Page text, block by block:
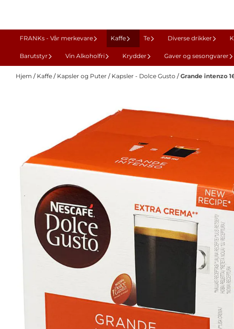
FRANKs - Vår merkevare Kaffe Te Diverse drikker
Barutstyr Vin Alkoholfri Krydder Gaver og sesongvarer
Hjem / Kaffe / Kapsler og Puter / Kapsler - Dolce Gusto /Grande intenzo